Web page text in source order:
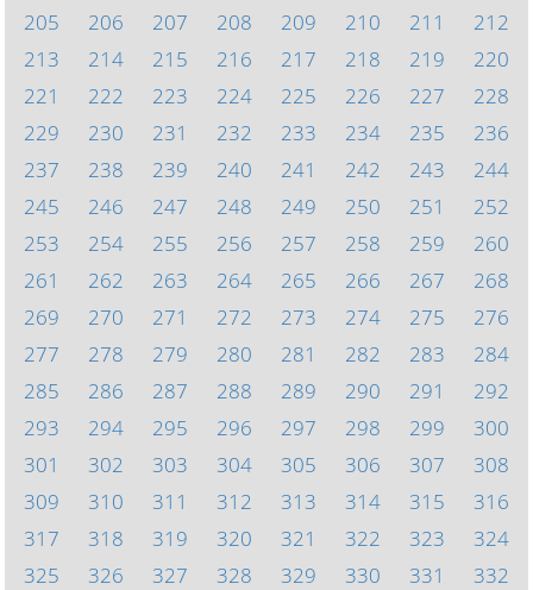
205
206 207 208 209 210 211
212
213
214 215 216 217 218 219
220
221
222 223 224 225 226 227
228
229
230 231 232 233 234 235
236
237
238 239 240 241 242 243
244
245
246 247 248 249 250 251
252
253
254 255 256 257 258 259
260
261
262 263 264 265 266 267
268
269
270 271 272 273 274 275
276
277
278 279 280 281 282 283
284
285
286 287 288 289 290 291
292
293
294 295 296 297 298 299
300
301
302 303 304 305 306 307
308
309
310 311 312 313 314 315
316
317
318 319 320 321 322 323
324
325
326 327 328 329 330 331
332